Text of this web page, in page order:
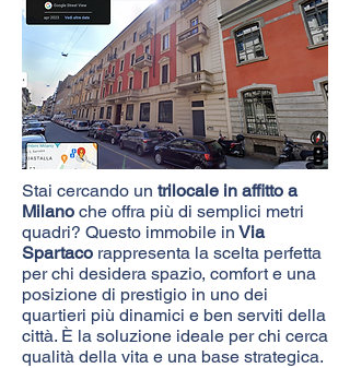
Stai cercando un trilocale in affitto a
Milano che offra più di semplici metri
quadri? Questo immobile in Via
Spartaco rappresenta la scelta perfetta
per chi desidera spazio, comfort e una
posizione di prestigio in uno dei
quartieri più dinamici e ben serviti della
città. È la soluzione ideale per chi cerca
qualità della vita e una base strategica.